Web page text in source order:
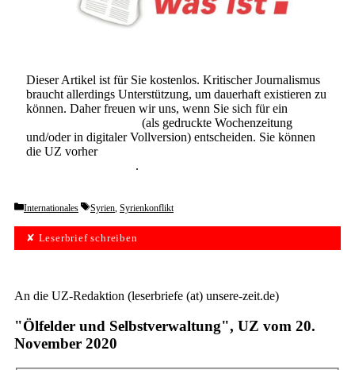
Dieser Artikel ist für Sie kostenlos. Kritischer Journalismus
braucht allerdings Unterstützung, um dauerhaft existieren zu
können. Daher freuen wir uns, wenn Sie sich für ein
(als gedruckte Wochenzeitung
und/oder in digitaler Vollversion) entscheiden. Sie können
die UZ vorher
.
Categories
Internationales Tags
Syrien, Syrienkonflikt
✘ Leserbrief schreiben
An die UZ-Redaktion (leserbriefe (at) unsere-zeit.de)
"Ölfelder und Selbstverwaltung", UZ vom 20.
November 2020